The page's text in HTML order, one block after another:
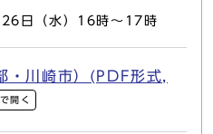
日（水）16時～17時
・川崎市）(PDF形式,
開く